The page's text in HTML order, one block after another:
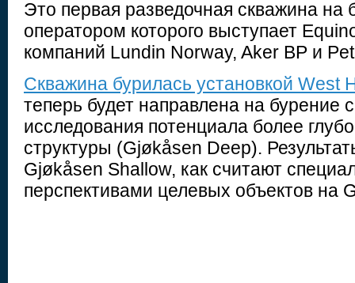
Это первая разведочная скважина на
оператором которого выступает
компаний Lundin Norway, Aker BP и
Скважина бурилась установкой West
теперь будет направлена на бурение
исследования потенциала более
структуры (Gjøkåsen Deep).
Gjøkåsen Shallow, как считают
перспективами целевых объектов на